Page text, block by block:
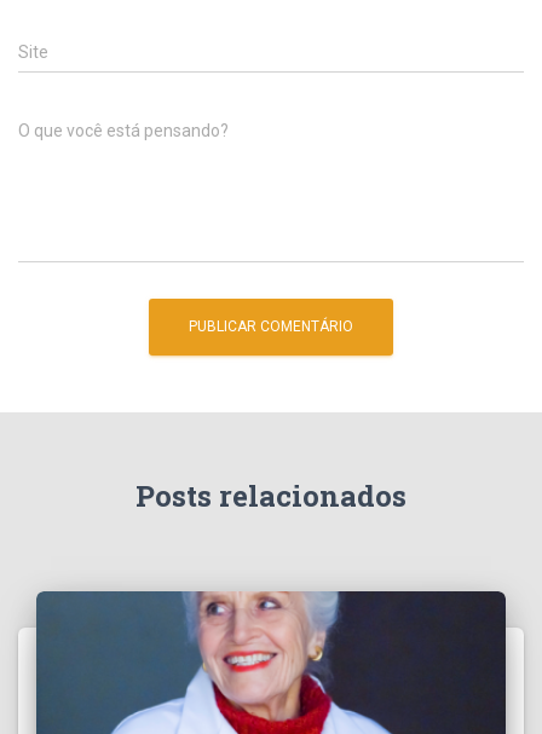
Site
O que você está pensando?
Posts relacionados